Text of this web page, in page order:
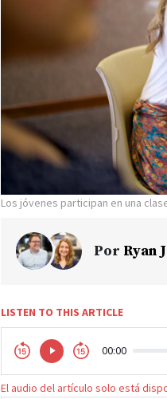
Los jóvenes participan en una
Por Ryan
LISTEN TO THIS ARTICLE
00:00
El audio del artículo solo está